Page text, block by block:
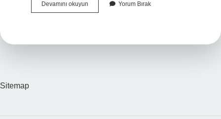
Devamını okuyun
Tartım
Yorum Bırak
Sitemap